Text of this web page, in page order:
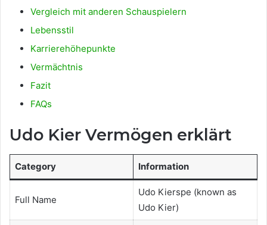
Vergleich mit anderen Schauspielern
Lebensstil
Karrierehöhepunkte
Vermächtnis
Fazit
FAQs
Udo Kier Vermögen erklärt
Category Information
Full Name
Udo Kierspe (known as
Udo Kier)